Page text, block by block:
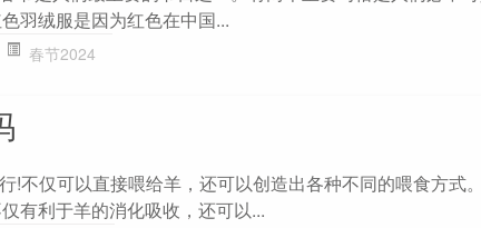
羽绒服是因为红色在中国...
春节2024
!不仅可以直接喂给羊，还可以创造出各种不同的喂食方式
有利于羊的消化吸收，还可以...